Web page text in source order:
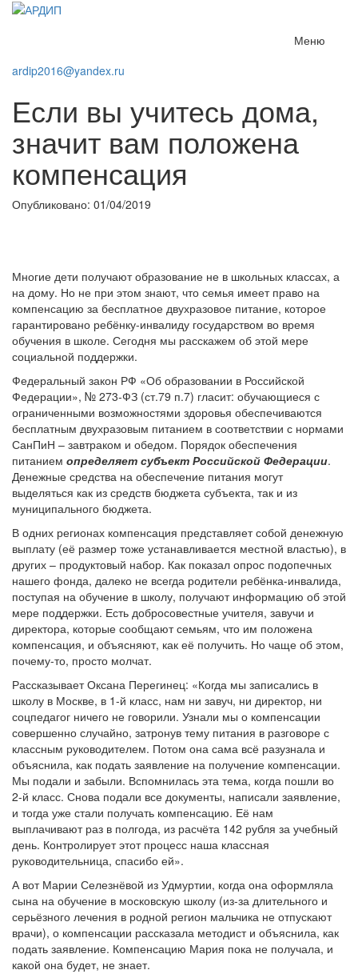
Меню
ardip2016@yandex.ru
Если вы учитесь дома,
значит вам положена
компенсация
Опубликовано: 01/04/2019
Многие дети получают образование не в школьных классах, а
на дому. Но не при этом знают, что семья имеет право на
компенсацию за бесплатное двухразовое питание, которое
гарантировано ребёнку-инвалиду государством во время
обучения в школе. Сегодня мы расскажем об этой мере
социальной поддержки.
Федеральный закон РФ «Об образовании в Российской
Федерации», № 273-ФЗ (ст.79 п.7) гласит: обучающиеся с
ограниченными возможностями здоровья обеспечиваются
бесплатным двухразовым питанием в соответствии с нормами
СанПиН – завтраком и обедом. Порядок обеспечения
питанием определяет субъект Российской Федерации.
Денежные средства на обеспечение питания могут
выделяться как из средств бюджета субъекта, так и из
муниципального бюджета.
В одних регионах компенсация представляет собой денежную
выплату (её размер тоже устанавливается местной властью), в
других – продуктовый набор. Как показал опрос подопечных
нашего фонда, далеко не всегда родители ребёнка-инвалида,
поступая на обучение в школу, получают информацию об этой
мере поддержки. Есть добросовестные учителя, завучи и
директора, которые сообщают семьям, что им положена
компенсация, и объясняют, как её получить. Но чаще об этом,
почему-то, просто молчат.
Рассказывает Оксана Перегинец: «Когда мы записались в
школу в Москве, в 1-й класс, нам ни завуч, ни директор, ни
соцпедагог ничего не говорили. Узнали мы о компенсации
совершенно случайно, затронув тему питания в разговоре с
классным руководителем. Потом она сама всё разузнала и
объяснила, как подать заявление на получение компенсации.
Мы подали и забыли. Вспомнилась эта тема, когда пошли во
2-й класс. Снова подали все документы, написали заявление,
и тогда уже стали получать компенсацию. Её нам
выплачивают раз в полгода, из расчёта 142 рубля за учебный
день. Контролирует этот процесс наша классная
руководительница, спасибо ей».
А вот Марии Селезнёвой из Удмуртии, когда она оформляла
сына на обучение в московскую школу (из-за длительного и
серьёзного лечения в родной регион мальчика не отпускают
врачи), о компенсации рассказала методист и объяснила, как
подать заявление. Компенсацию Мария пока не получала, и
какой она будет, не знает.